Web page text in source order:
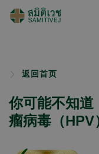
返回首页
你可能不知道
瘤病毒（HPV